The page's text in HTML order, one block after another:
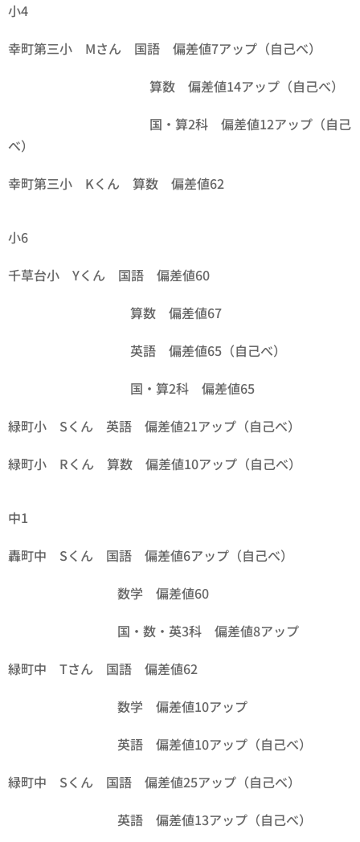
小4
幸町第三小 Mさん 国語 偏差値7アップ（自己べ）
算数 偏差値14アップ（自己べ）
国・算2科 偏差値12アップ（自己
べ）
幸町第三小 Kくん 算数 偏差値62
小6
千草台小 Yくん 国語 偏差値60
算数 偏差値67
英語 偏差値65（自己べ）
国・算2科 偏差値65
緑町小 Sくん 英語 偏差値21アップ（自己べ）
緑町小 Rくん 算数 偏差値10アップ（自己べ）
中1
轟町中 Sくん 国語 偏差値6アップ（自己べ）
数学 偏差値60
国・数・英3科 偏差値8アップ
緑町中 Tさん 国語 偏差値62
数学 偏差値10アップ
英語 偏差値10アップ（自己べ）
緑町中 Sくん 国語 偏差値25アップ（自己べ）
英語 偏差値13アップ（自己べ）